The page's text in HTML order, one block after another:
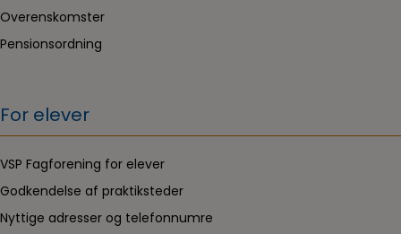
Overenskomster
Pensionsordning
For elever
VSP Fagforening for elever
Godkendelse af praktiksteder
Nyttige adresser og telefonnumre